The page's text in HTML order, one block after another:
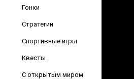
Гонки
Стратегии
Спортивные игры
Квесты
С открытым миром